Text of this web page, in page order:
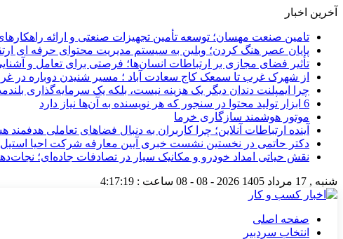
آخرین اخبار
تامین صنعت مهسان؛ توسعه تأمین تجهیزات صنعتی و ارائه
پایان عصر هنگ کردن؛ وبلین به سیستم مدیریت محتوای حرفه ای
تأثیر فضای مجازی بر ارتباطات انسان‌ها؛ فرصتی برای تعامل و
از شهرک غرب تا سمعک کاج سعادت آباد ؛ مسیر شنیدن دوباره در
چرا ایمپلنت دندان دیگر یک هزینه نیست، بلکه یک سرمایه‌گذاری
6 ابزار تولید محتوا در سنجور که هر نویسنده به آن‌ها نیاز دارد
موتور هوشمند سازگاری خرما
آینده ارتباطات آنلاین؛ چرا کاربران به دنبال فضاهای تعاملی هدفمند
دکتر حاتمی در نخستین نشست خبری آیین معارفه شرکت احیا
نقش حیاتی امداد خودرو و مکانیک سیار در تصادفات جاده‌ای؛
شنبه , 17 مرداد 1405 2026 - 08 - 08 ساعت : 4:17:20
صفحه اصلی
انتخاب سردبیر